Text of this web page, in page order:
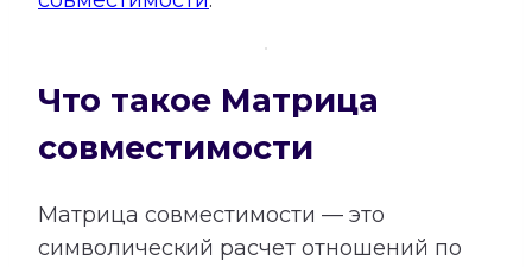
Что такое Матрица
совместимости
Матрица совместимости — это
символический расчет отношений по